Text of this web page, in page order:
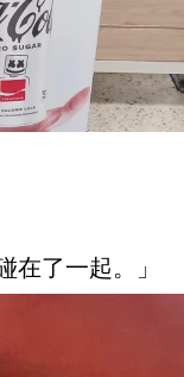
在了一起。」